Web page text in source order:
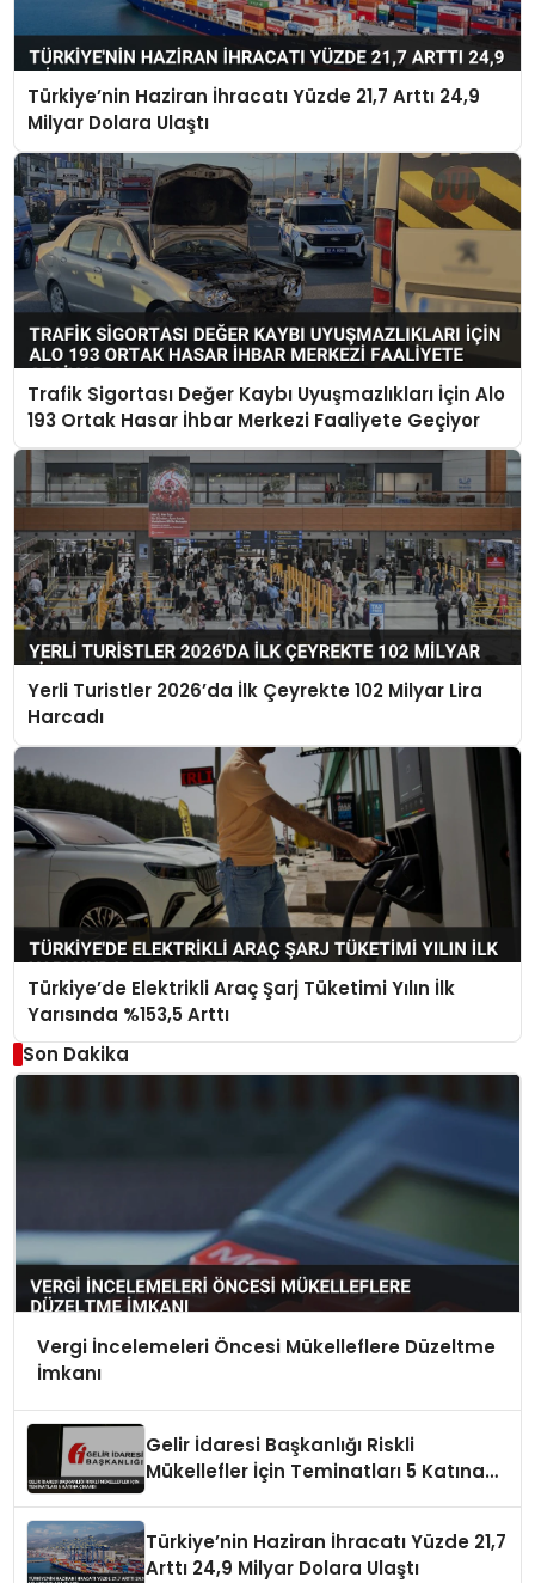
Türkiye’nin Haziran İhracatı Yüzde 21,7 Arttı 24,9
Milyar Dolara Ulaştı
Trafik Sigortası Değer Kaybı Uyuşmazlıkları İçin Alo
193 Ortak Hasar İhbar Merkezi Faaliyete Geçiyor
Yerli Turistler 2026’da İlk Çeyrekte 102 Milyar Lira
Harcadı
Türkiye’de Elektrikli Araç Şarj Tüketimi Yılın İlk
Yarısında %153,5 Arttı
Son Dakika
Vergi İncelemeleri Öncesi Mükelleflere Düzeltme
İmkanı
Gelir İdaresi Başkanlığı Riskli
Mükellefler İçin Teminatları 5 Katına
Türkiye’nin Haziran İhracatı Yüzde 21,7
Arttı 24,9 Milyar Dolara Ulaştı